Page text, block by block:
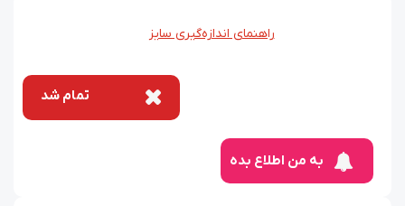
راهنمای اندازه‌گیری سایز
تمام شد
به من اطلاع بده